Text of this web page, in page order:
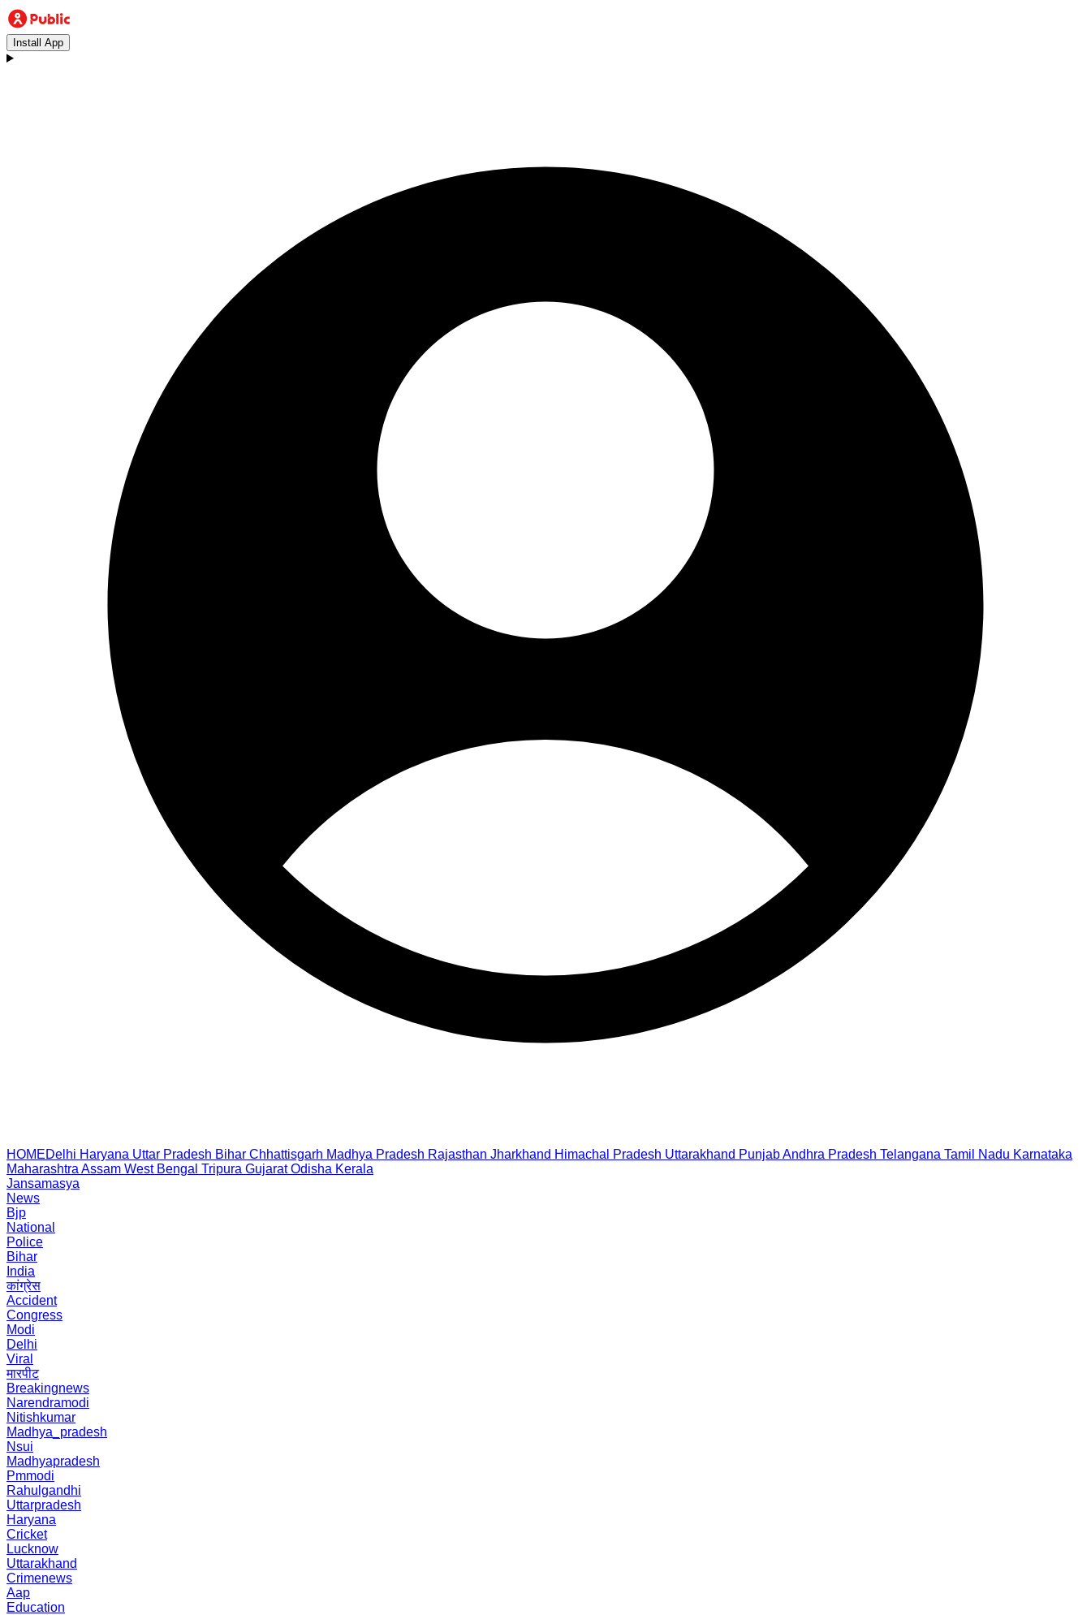
Install App
HOMEDelhi Haryana Uttar Pradesh Bihar Chhattisgarh Madhya Pradesh Rajasthan Jharkhand Himachal Pradesh Uttarakhand PunjabAndhra Pradesh Telangana Tamil Nadu Karnataka
Maharashtra Assam West Bengal Tripura Gujarat Odisha Kerala
Jansamasya
News
Bjp
National
Police
Bihar
India
कांग्रेस
Accident
Congress
Modi
Delhi
Viral
मारपीट
Breakingnews
Narendramodi
Nitishkumar
Madhya_pradesh
Nsui
Madhyapradesh
Pmmodi
Rahulgandhi
Uttarpradesh
Haryana
Cricket
Lucknow
Uttarakhand
Crimenews
Aap
Education